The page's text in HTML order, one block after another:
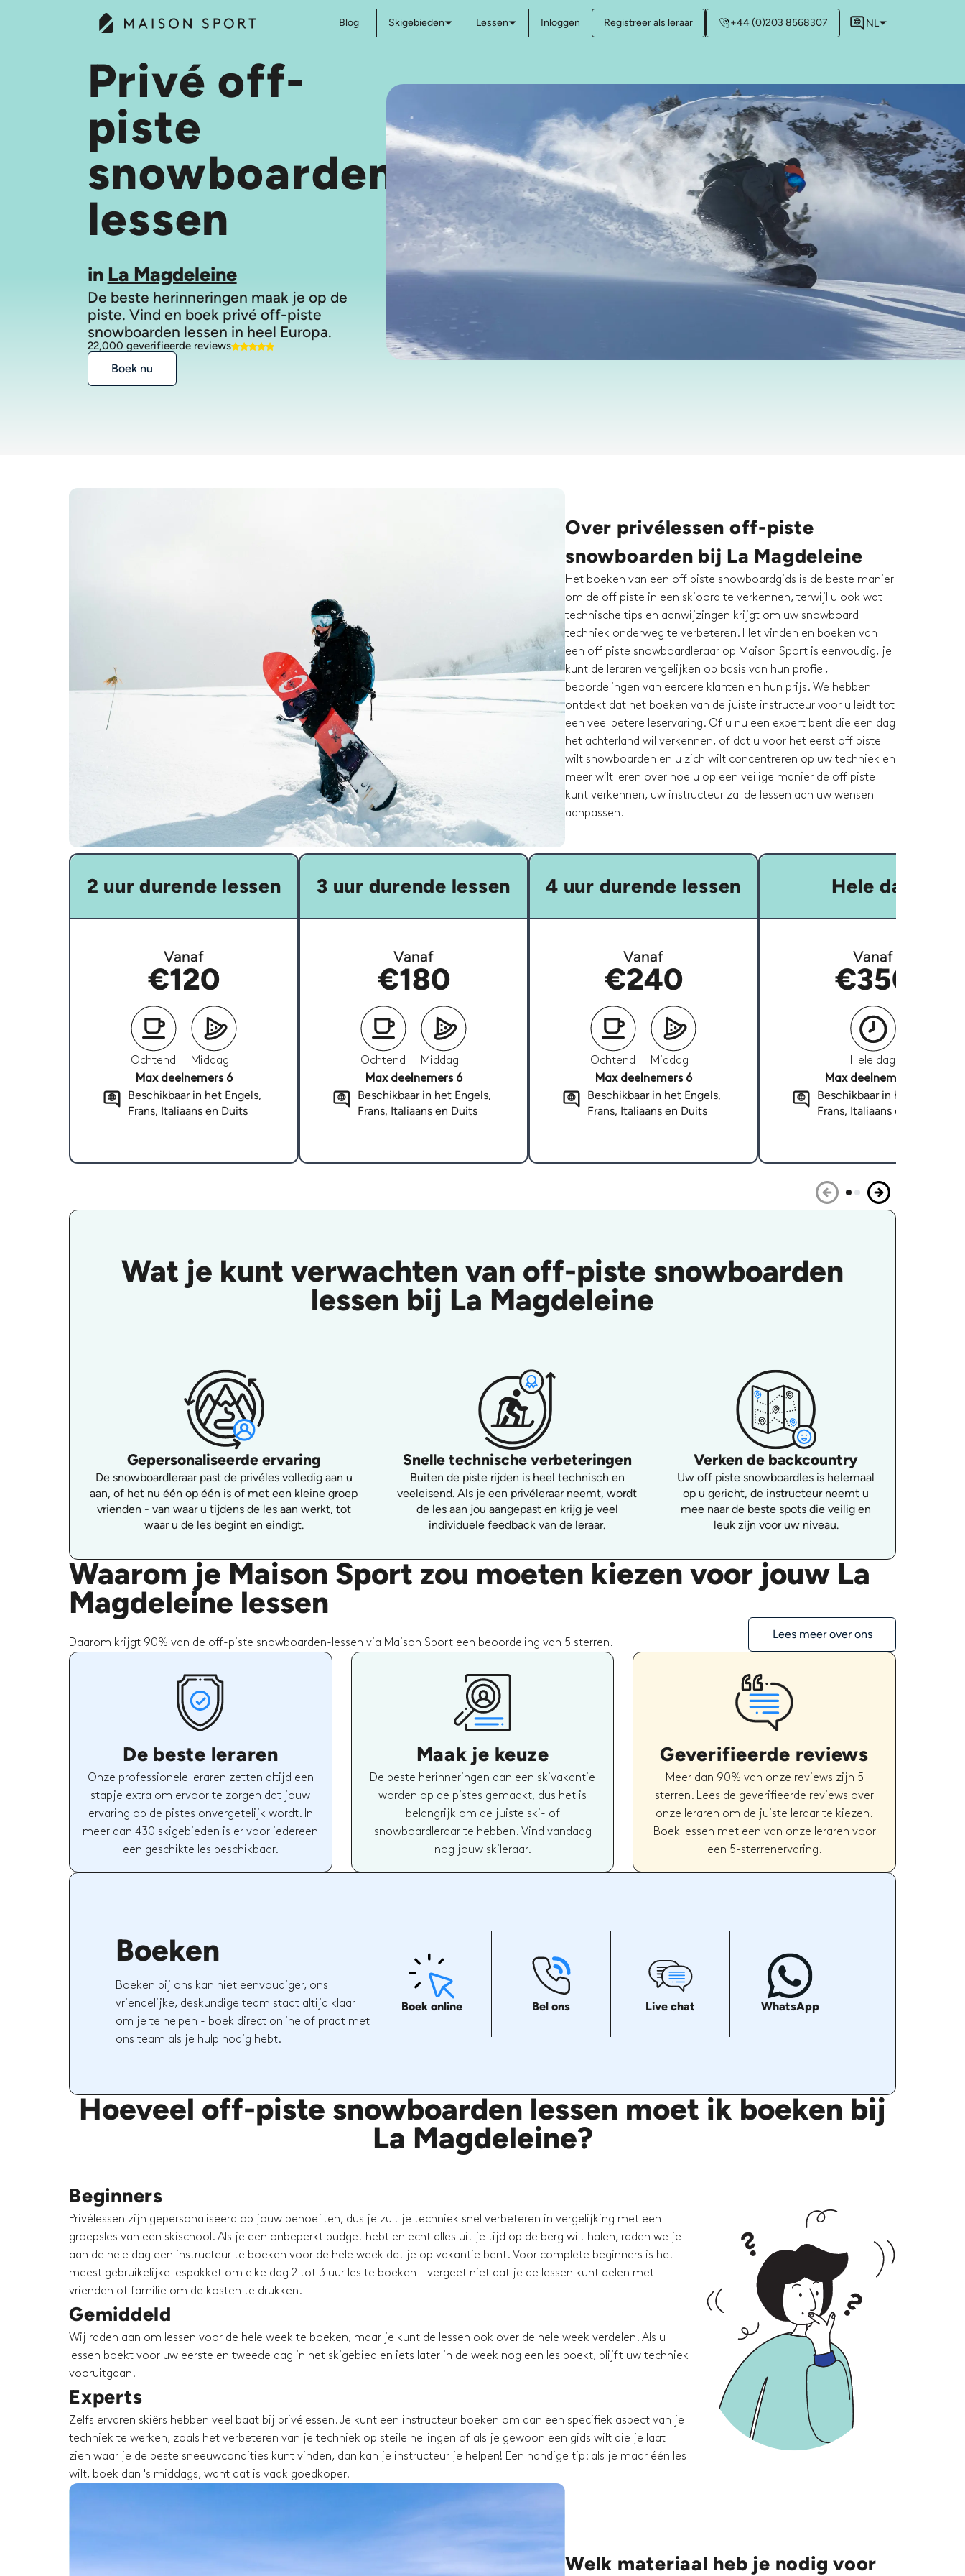
Blog Skigebieden Lessen Inloggen Registreer als leraar +44 (0)203 8568307 NL
Privé off-
piste
snowboarden
lessen
in La Magdeleine
De beste herinneringen maak je op de
piste. Vind en boek privé off-piste
snowboarden lessen in heel Europa.
22,000 geverifieerde reviews
Boek nu
Over privélessen off-piste
snowboarden bij La Magdeleine
Het boeken van een off piste snowboardgids is de beste manier
om de off piste in een skioord te verkennen, terwijl u ook wat
technische tips en aanwijzingen krijgt om uw snowboard
techniek onderweg te verbeteren. Het vinden en boeken van
een off piste snowboardleraar op Maison Sport is eenvoudig, je
kunt de leraren vergelijken op basis van hun profiel,
beoordelingen van eerdere klanten en hun prijs. We hebben
ontdekt dat het boeken van de juiste instructeur voor u leidt tot
een veel betere leservaring. Of u nu een expert bent die een dag
het achterland wil verkennen, of dat u voor het eerst off piste
wilt snowboarden en u zich wilt concentreren op uw techniek en
meer wilt leren over hoe u op een veilige manier de off piste
kunt verkennen, uw instructeur zal de lessen aan uw wensen
aanpassen.
2 uur durende lessen
Vanaf
€120
Ochtend
Middag
Max deelnemers 6
Beschikbaar in het Engels,
Frans, Italiaans en Duits
3 uur durende lessen
Vanaf
€180
Ochtend
Middag
Max deelnemers 6
Beschikbaar in het Engels,
Frans, Italiaans en Duits
4 uur durende lessen
Vanaf
€240
Ochtend
Middag
Max deelnemers 6
Beschikbaar in het Engels,
Frans, Italiaans en Duits
Hele dag
Vanaf
€350
Hele dag
Max deelnemers 6
Beschikbaar in het Engels,
Frans, Italiaans en Duits
Wat je kunt verwachten van off-piste snowboarden
lessen bij La Magdeleine
Gepersonaliseerde ervaring
De snowboardleraar past de privéles volledig aan u
aan, of het nu één op één is of met een kleine groep
vrienden - van waar u tijdens de les aan werkt, tot
waar u de les begint en eindigt.
Snelle technische verbeteringen
Buiten de piste rijden is heel technisch en
veeleisend. Als je een privéleraar neemt, wordt
de les aan jou aangepast en krijg je veel
individuele feedback van de leraar.
Verken de backcountry
Uw off piste snowboardles is helemaal
op u gericht, de instructeur neemt u
mee naar de beste spots die veilig en
leuk zijn voor uw niveau.
Waarom je Maison Sport zou moeten kiezen voor jouw La
Magdeleine lessen
Daarom krijgt 90% van de off-piste snowboarden-lessen via Maison Sport een beoordeling van 5 sterren.
Lees meer over ons
De beste leraren
Onze professionele leraren zetten altijd een
stapje extra om ervoor te zorgen dat jouw
ervaring op de pistes onvergetelijk wordt. In
meer dan 430 skigebieden is er voor iedereen
een geschikte les beschikbaar.
Maak je keuze
De beste herinneringen aan een skivakantie
worden op de pistes gemaakt, dus het is
belangrijk om de juiste ski- of
snowboardleraar te hebben. Vind vandaag
nog jouw skileraar.
Geverifieerde reviews
Meer dan 90% van onze reviews zijn 5
sterren. Lees de geverifieerde reviews over
onze leraren om de juiste leraar te kiezen.
Boek lessen met een van onze leraren voor
een 5-sterrenervaring.
Boeken
Boeken bij ons kan niet eenvoudiger, ons
vriendelijke, deskundige team staat altijd klaar
om je te helpen - boek direct online of praat met
ons team als je hulp nodig hebt.
Boek online Bel ons Live chat WhatsApp
Hoeveel off-piste snowboarden lessen moet ik boeken bij
La Magdeleine?
Beginners
Privélessen zijn gepersonaliseerd op jouw behoeften, dus je zult je techniek snel verbeteren in vergelijking met een
groepsles van een skischool. Als je een onbeperkt budget hebt en echt alles uit je tijd op de berg wilt halen, raden we je
aan de hele dag een instructeur te boeken voor de hele week dat je op vakantie bent. Voor complete beginners is het
meest gebruikelijke lespakket om elke dag 2 tot 3 uur les te boeken - vergeet niet dat je de lessen kunt delen met
vrienden of familie om de kosten te drukken.
Gemiddeld
Wij raden aan om lessen voor de hele week te boeken, maar je kunt de lessen ook over de hele week verdelen. Als u
lessen boekt voor uw eerste en tweede dag in het skigebied en iets later in de week nog een les boekt, blijft uw techniek
vooruitgaan.
Experts
Zelfs ervaren skiërs hebben veel baat bij privélessen. Je kunt een instructeur boeken om aan een specifiek aspect van je
techniek te werken, zoals het verbeteren van je techniek op steile hellingen of als je gewoon een gids wilt die je laat
zien waar je de beste sneeuwcondities kunt vinden, dan kan je instructeur je helpen! Een handige tip: als je maar één les
wilt, boek dan 's middags, want dat is vaak goedkoper!
Welk materiaal heb je nodig voor